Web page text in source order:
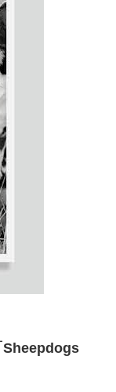
Sheepdogs